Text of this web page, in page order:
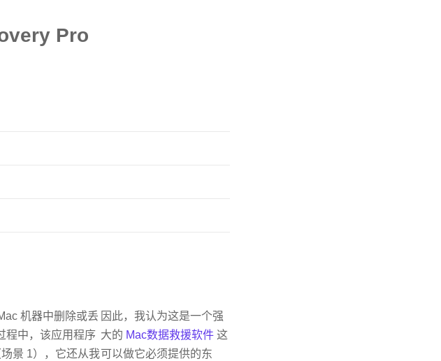
Pro
机器中删除或丢
程中，该应用程序
景 1），它还从我
因此，我认为这是一个强
大的 Mac数据救援软件 这
可以做它必须提供的东